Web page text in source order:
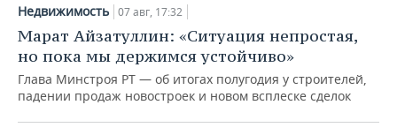
Недвижимость 07 авг, 17:32
Марат Айзатуллин: «Ситуация непростая,
но пока мы держимся устойчиво»
Глава Минстроя РТ — об итогах полугодия у строителей,
падении продаж новостроек и новом всплеске сделок